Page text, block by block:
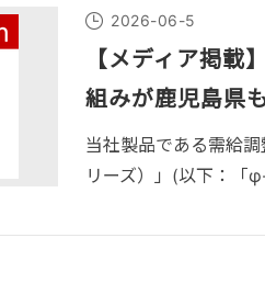
2026-06-5
【メディア掲
組みが鹿児島県
当社製品である需給
リーズ）」(以下：「